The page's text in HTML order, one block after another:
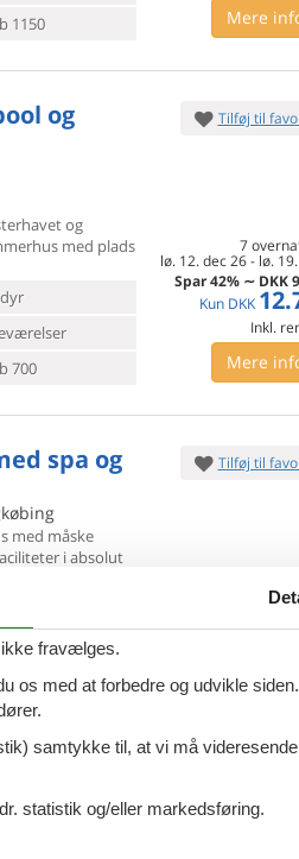
1150 Mere
og
og
med plads
700
Tilføj til
7
lø. 12. dec 26- lø.
Spar 42% ∼ DKK
Kun DKK
Inkl.
Mere
spa og
med måske
i absolut
2500
Tilføj til
lø.
KunDKK
Mere info
sauna
Sande
i dette
ikke fravælges.
med at forbedre og udvikle
samtykke til, at vi må
statistik og/eller markedsføring.